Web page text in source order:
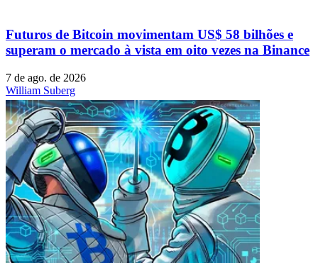
Futuros de Bitcoin movimentam US$ 58 bilhões e
superam o mercado à vista em oito vezes na Binance
7 de ago. de 2026
William Suberg